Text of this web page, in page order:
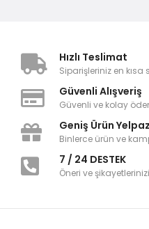
Hızlı Teslimat
Siparişleriniz en kısa
Güvenli Alışveriş
Güvenli ve kolay
Geniş Ürün
Binlerce ürün ve
7 / 24 DESTEK
Öneri ve